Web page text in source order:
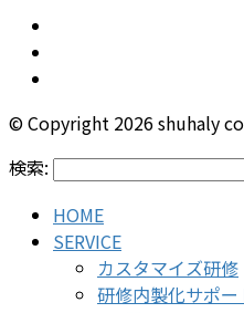
© Copyright 2026 shuhaly
検索:
HOME
SERVICE
カスタマイズ研修
研修内製化サポー